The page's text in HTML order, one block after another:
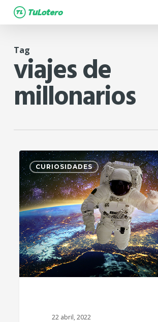
Skip
to
content
Tag
viajes de
millonarios
CURIOSIDADES
22 abril, 2022
1